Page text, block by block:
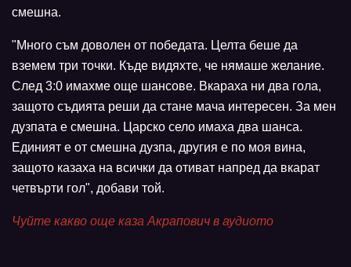
смешна.
"Много съм доволен от победата. Целта беше да
вземем три точки. Къде видяхте, че нямаше желание.
След 3:0 имахме още шансове. Вкараха ни два гола,
защото съдията реши да стане мача интересен. За мен
дузпата е смешна. Царско село имаха два шанса.
Единият е от смешна дузпа, другия е по моя вина,
защото казаха на всички да отиват напред да вкарат
четвърти гол", добави той.
Чуйте какво още каза Акрапович в аудиото